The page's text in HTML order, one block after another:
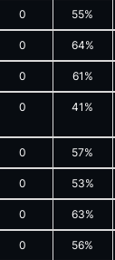
0 55%
0 64%
0 61%
0 41%
0 57%
0 53%
0 63%
0 56%